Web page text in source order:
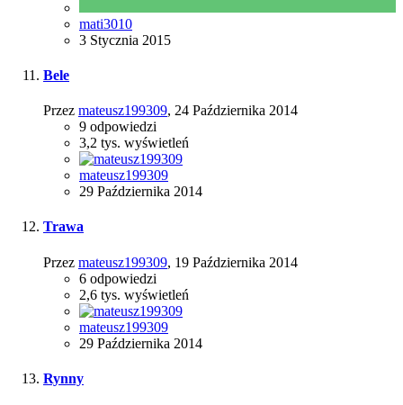
mati3010
3 Stycznia 2015
Bele
Przez mateusz199309, 24 Października 2014
9 odpowiedzi
3,2 tys. wyświetleń
mateusz199309
29 Października 2014
Trawa
Przez mateusz199309, 19 Października 2014
6 odpowiedzi
2,6 tys. wyświetleń
mateusz199309
29 Października 2014
Rynny